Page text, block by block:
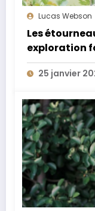
Lucas Webson
Les
exploration
annuel
25 janvier